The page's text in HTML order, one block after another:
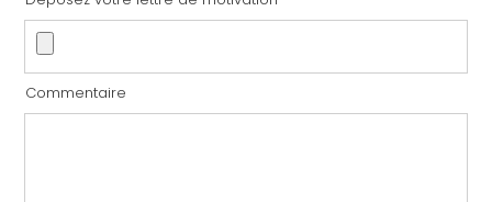
Commentaire